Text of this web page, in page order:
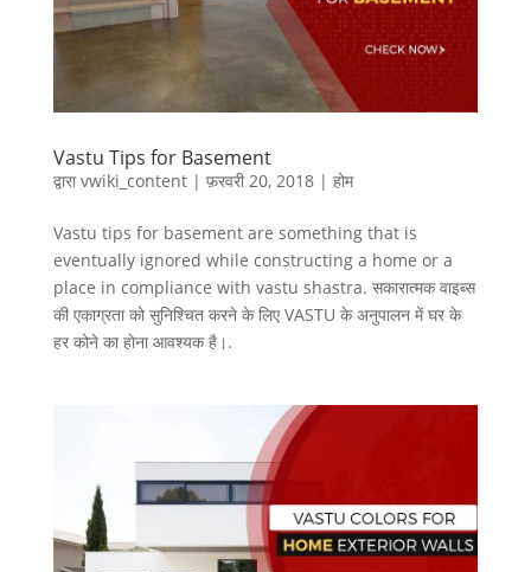
Vastu Tips for Basement
द्वाराvwiki_content| फ़रवरी 20, 2018| होम
Vastu tips for basement are something that is
eventually ignored while constructing a home or a
place in compliance with vastu shastra. सकारात्मक वाइब्स
की एकाग्रता को सुनिश्चित करने के लिए VASTU के अनुपालन में घर के
हर कोने का होना आवश्यक है।.